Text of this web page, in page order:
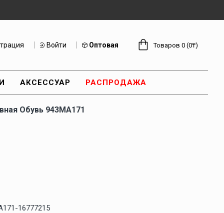
Войти Оптовая Товаров 0 (0₸)
АКСЕССУАР РАСПРОДАЖА
Обувь 943MA171
16777215